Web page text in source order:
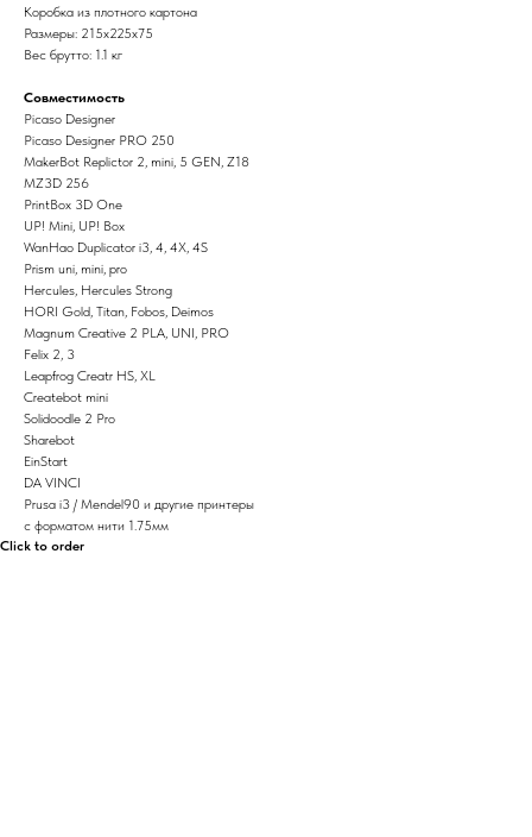
Коробка из плотного картона
Размеры: 215х225х75
Вес брутто: 1.1 кг
Совместимость
Picaso Designer
Picaso Designer PRO 250
MakerBot Replictor 2, mini, 5 GEN, Z18
MZ3D 256
PrintBox 3D One
UP! Mini, UP! Box
WanHao Duplicator i3, 4, 4X, 4S
Prism uni, mini, pro
Hercules, Hercules Strong
HORI Gold, Titan, Fobos, Deimos
Magnum Creative 2 PLA, UNI, PRO
Felix 2, 3
Leapfrog Creatr HS, XL
Createbot mini
Solidoodle 2 Pro
Sharebot
EinStart
DA VINCI
Prusa i3 / Mendel90 и другие принтеры
с форматом нити 1.75мм
Click to order